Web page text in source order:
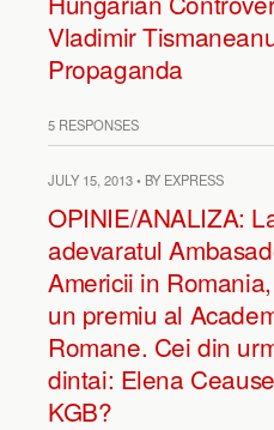
Vladimir
Propaganda
5 RESPONSES
JULY 15, 2013 • BY EXPRESS
OPINIE/ANALIZA:
adevaratul
Americii in
un premiu al
Romane. Cei din
dintai: Elena
KGB?